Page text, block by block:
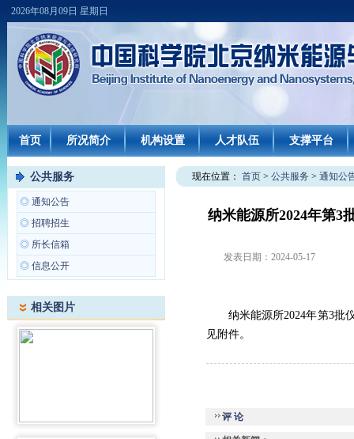
2026年08月09日 星期日
首页 所况简介 机构设置 人才队伍 支撑平台
公共服务
◎ 通知公告
◎ 招聘招生
◎ 所长信箱
◎ 信息公开
相关图片
现在位置： 首页> 公共服务 > 通知公
纳米能源所2024年第3
发表日期： 2024-05-17
纳米能源所2024年第3批仪
见附件。
评 论